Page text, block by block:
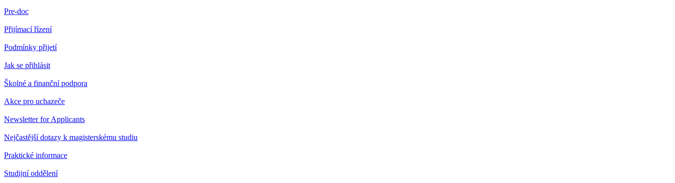
Pre-doc
Přijímací řízení
Podmínky přijetí
Jak se přihlásit
Školné a finanční podpora
Akce pro uchazeče
Newsletter for Applicants
Nejčastější dotazy k magisterskému studiu
Praktické informace
Studijní oddělení